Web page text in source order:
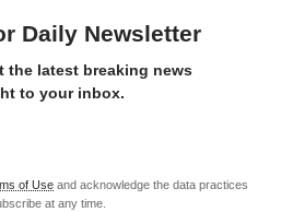
Daily Newsletter
the latest breaking news
to your inbox.
of Use and acknowledge the data practices
at any time.